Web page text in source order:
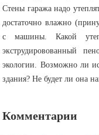
Стены гаража надо
достаточно влажно
с машины. Какой
экструдировованный
экологии. Возможно ли
здания? Не будет ли она
Комментарии